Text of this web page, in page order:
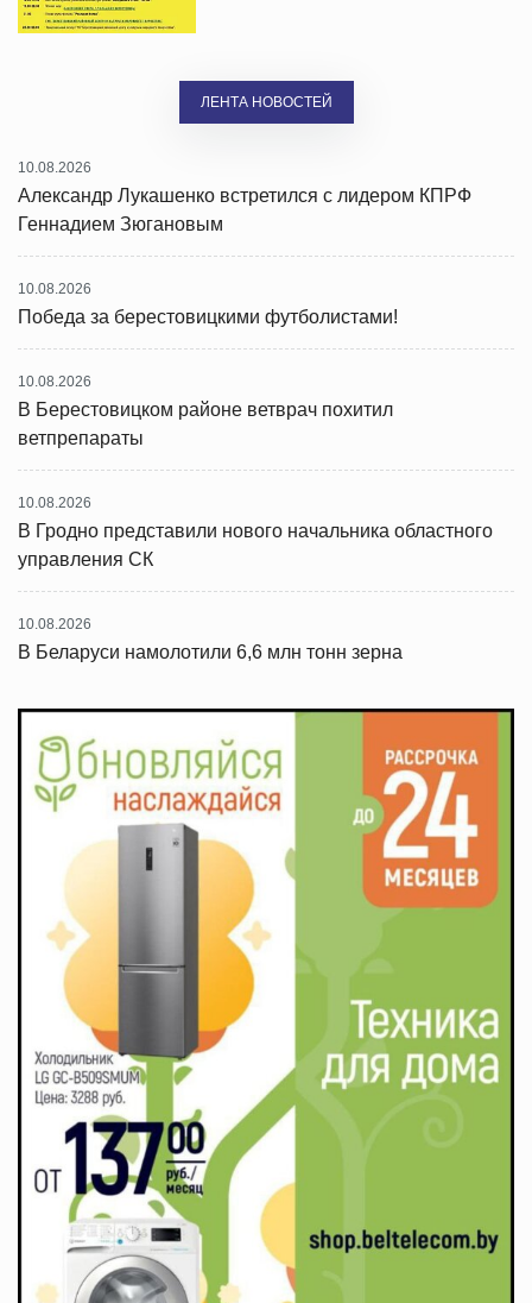
ЛЕНТА НОВОСТЕЙ
10.08.2026
Александр Лукашенко встретился с лидером КПРФ
Геннадием Зюгановым
10.08.2026
Победа за берестовицкими футболистами!
10.08.2026
В Берестовицком районе ветврач похитил
ветпрепараты
10.08.2026
В Гродно представили нового начальника областного
управления СК
10.08.2026
В Беларуси намолотили 6,6 млн тонн зерна